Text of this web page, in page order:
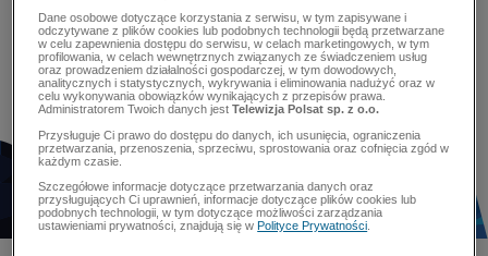
Dane osobowe dotyczące korzystania z serwisu, w tym zapisywane i
odczytywane z plików cookies lub podobnych technologii będą przetwarzane
w celu zapewnienia dostępu do serwisu, w celach marketingowych, w tym
profilowania, w celach wewnętrznych związanych ze świadczeniem usług
oraz prowadzeniem działalności gospodarczej, w tym dowodowych,
analitycznych i statystycznych, wykrywania i eliminowania nadużyć oraz w
celu wykonywania obowiązków wynikających z przepisów prawa.
Administratorem Twoich danych jestTelewizja Polsat sp. z o.o.
Przysługuje Ci prawo do dostępu do danych, ich usunięcia, ograniczenia
przetwarzania, przenoszenia, sprzeciwu, sprostowania oraz cofnięcia zgód w
każdym czasie.
Szczegółowe informacje dotyczące przetwarzania danych oraz
przysługujących Ci uprawnień, informacje dotyczące plików cookies lub
podobnych technologii, w tym dotyczące możliwości zarządzania
ustawieniami prywatności, znajdują się wPolityce Prywatności